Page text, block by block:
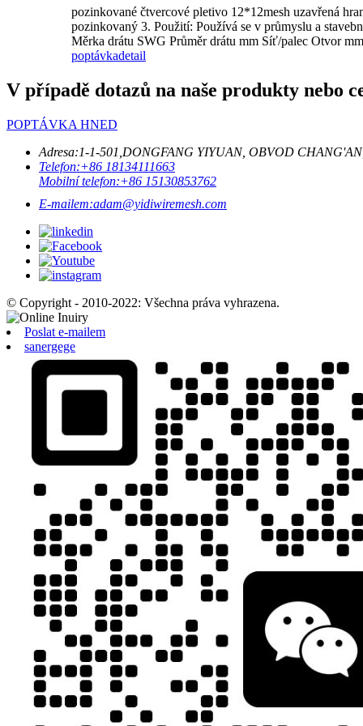
pozinkované čtvercové pletivo 12*12mesh uzavřená
pozinkovaný 3. Použití: Používá se v průmyslu a
Měrka drátu SWG Průměr drátu mm Síť/palec Otvor
poptávkadetail
V případě dotazů na naše produkty nebo
POPTÁVKA HNED
Adresa:1-1-501,DONGFANG YIYUAN, OBVOD
Telefon:+86 18134111663
Mobilní telefon:+86 15130853762
E-mailem:adam@yidiwiremesh.com
© Copyright - 2010-2022: Všechna práva vyhrazena.
Poslat e-mailem
sanergege